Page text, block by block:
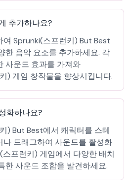
추가하나요?
여 Sprunki(스프런키) But Best
한 음악 요소를 추가하세요. 각
사운드 효과를 가져와
) 게임 창작물을 향상시킵니다.
화하나요?
) But Best에서 캐릭터를 스테
나 드래그하여 사운드를 활성화
프런키) 게임에서 다양한 배치
한 사운드 조합을 발견하세요.